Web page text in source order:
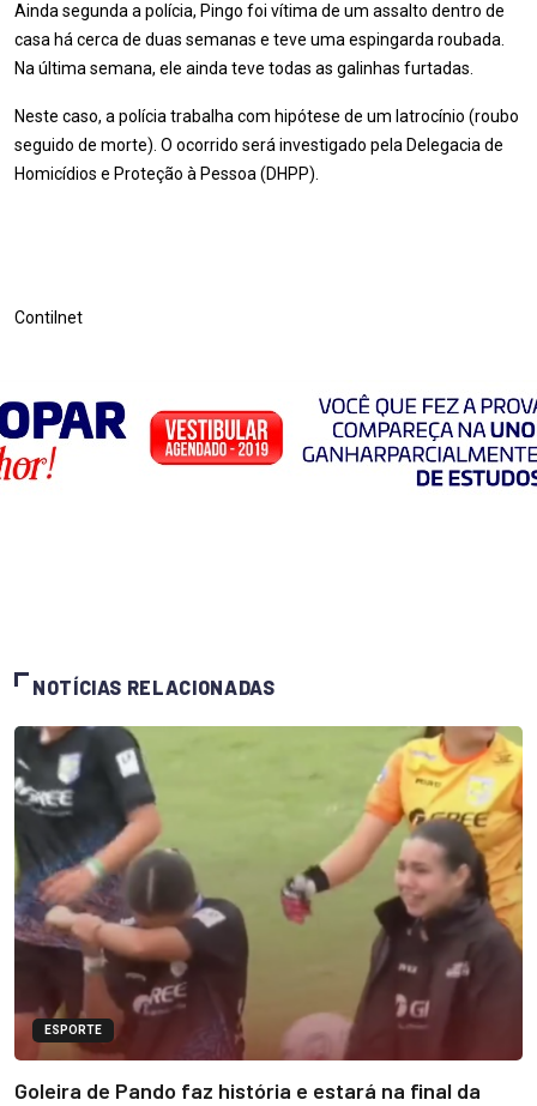
Ainda segunda a polícia, Pingo foi vítima de um assalto dentro de
casa há cerca de duas semanas e teve uma espingarda roubada.
Na última semana, ele ainda teve todas as galinhas furtadas.
Neste caso, a polícia trabalha com hipótese de um latrocínio (roubo
seguido de morte). O ocorrido será investigado pela Delegacia de
Homicídios e Proteção à Pessoa (DHPP).
Contilnet
NOTÍCIAS RELACIONADAS
ESPORTE
Goleira de Pando faz história e estará na final da